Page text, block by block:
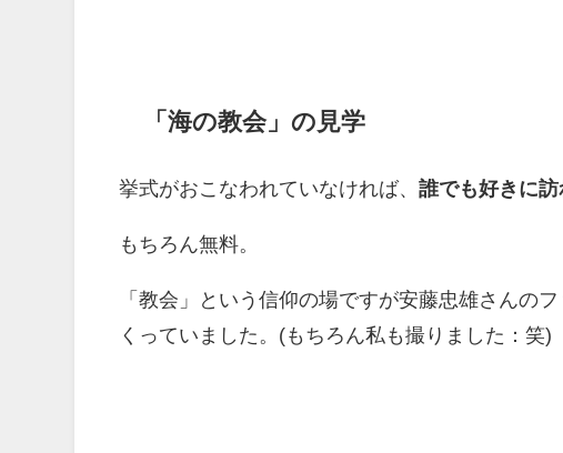
「海の教会」の見学
挙式がおこなわれていなければ、誰でも好きに訪
もちろん無料。
「教会」という信仰の場ですが安藤忠雄さんの
くっていました。(もちろん私も撮りました：笑)